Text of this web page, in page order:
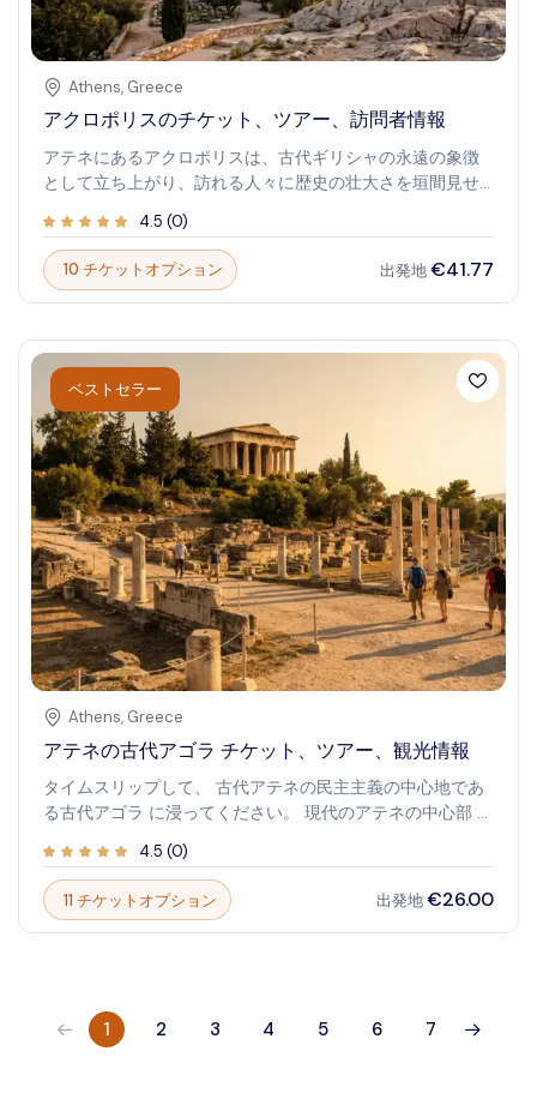
Athens, Greece
アクロポリスのチケット、ツアー、訪問者情報
アテネにあるアクロポリスは、古代ギリシャの永遠の象徴
として立ち上がり、訪れる人々に歴史の壮大さを垣間見せ
た建築を探索しようとする何百万もの旅行者を惹きつけて
います。アクロポリスを歩くことは、古典文明への没入の
旅であり、すべての石が物語を語ります。古代の高所から
アテネのパノラマビューを体験し、パルテノン神殿、エレ
してください。歴史愛好家でも好奇心旺盛な旅行者でも、
アクロポリスを訪れることは、荘厳な遺跡の中で忘れられ
ない冒険を約束します。
4.5 (0)
10 チケットオプション 出発地€41.77
ベストセラー
Athens, Greece
アテネの古代アゴラ チケット、ツアー、観光情報
タイムスリップして、 古代アテネの民主主義の中心地であ
る古代アゴラ に浸ってください。 現代のアテネの中心部 に
にぎやかな 中心地 でした。 寺院 、 公共建造物 、 市場 の
遺跡を散策し、古代 ギリシャ社会 を形作った活発な議論や
日常の活動を想像してみてください。古代アゴラは、この
地によく訪れた ソクラテス 、 プラトン 、その他の影響力
さい。
4.5 (0)
11 チケットオプション 出発地€26.00
1 2 3 4 5 6 7